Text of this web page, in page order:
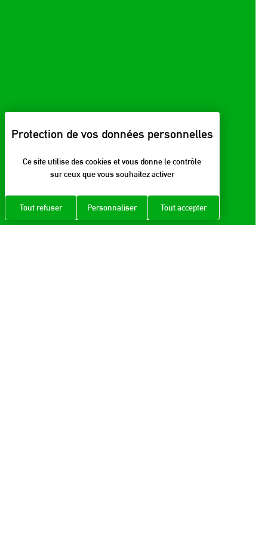
Ce site utilise des cookies et vous donne le contrôle
sur ceux que vous souhaitez activer
Tout accepter
Tout refuser Personnaliser